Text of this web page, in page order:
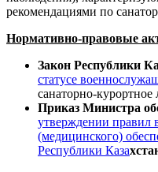
рекомендациями по
Нормативно-правовые
Закон Республики
статусе
санаторно-курортное
Приказ Министра
утверждении правил
(медицинского)
Республики Каза